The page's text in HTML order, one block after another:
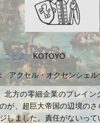
ことよKOTOYO
アクセル・オクセンシェル
方の零細企業のプレイン
が、超巨大帝国の辺境の
しました。責任がないっ